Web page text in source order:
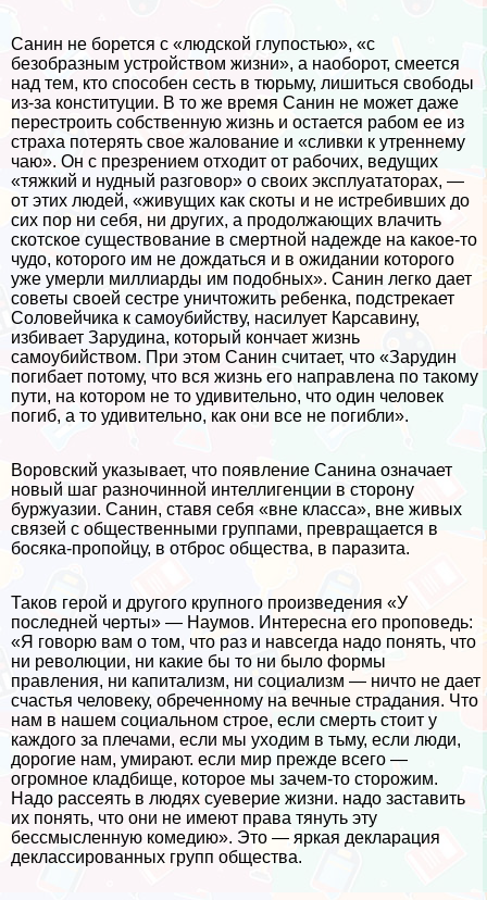
Санин не борется с «людской глупостью», «с
безобразным устройством жизни», а наоборот, смеется
над тем, кто способен сесть в тюрьму, лишиться свободы
из-за конституции. В то же время Санин не может даже
перестроить собственную жизнь и остается рабом ее из
стpaxa потерять свое жалование и «сливки к утреннему
чаю». Он с презрением отходит от рабочих, ведущих
«тяжкий и нудный разговор» о своих эксплуататорах, —
от этих людей, «живущих как скоты и не истребивших до
сих пор ни себя, ни других, а продолжающих влачить
скотское существование в cмepтной надежде на какое-то
чудо, которого им не дождаться и в ожидании которого
уже умерли миллиарды им подобных». Санин легко дает
советы своей сестре уничтожить ребенка, подстрекает
Соловейчика к самоубийству, насилует Карсавину,
избивает Зарудина, который кончает жизнь
самоубийством. При этом Санин считает, что «Зарудин
погибает потому, что вся жизнь его направлена по такому
пути, на котором не то удивительно, что один человек
погиб, а то удивительно, как они все не погибли».
Воровский указывает, что появление Санина означает
новый шаг разночинной интеллигенции в сторону
буржуазии. Санин, ставя себя «вне класса», вне живых
связей с общественными группами, превращается в
босяка-пропойцу, в отброс общества, в паразита.
Таков герой и другого крупного произведения «У
последней черты» — Наумов. Интересна его проповедь:
«Я говорю вам о том, что раз и навсегда надо понять, что
ни революции, ни какие бы то ни было формы
правления, ни капитализм, ни социализм — ничто не дает
счастья человеку, обреченному на вечные страдания. Что
нам в нашем социальном строе, если cмepть стоит у
каждого за плечами, если мы уходим в тьму, если люди,
дорогие нам, умирают. если мир прежде всего —
огромное кладбище, которое мы зачем-то сторожим.
Надо рассеять в людях суеверие жизни. надо заставить
их понять, что они не имеют права тянуть эту
бессмысленную комедию». Это — яркая декларация
деклассированных групп общества.